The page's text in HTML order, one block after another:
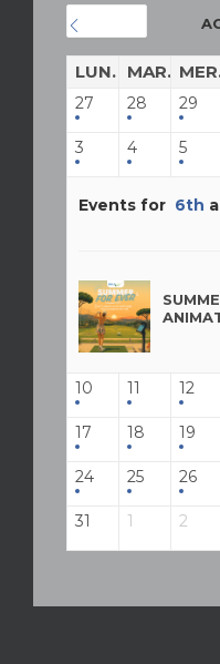
LUN. MAR.
27 28 29
3 4 5
Events for 6th
10 11 12
17 18 19
24 25 26
31 1 2